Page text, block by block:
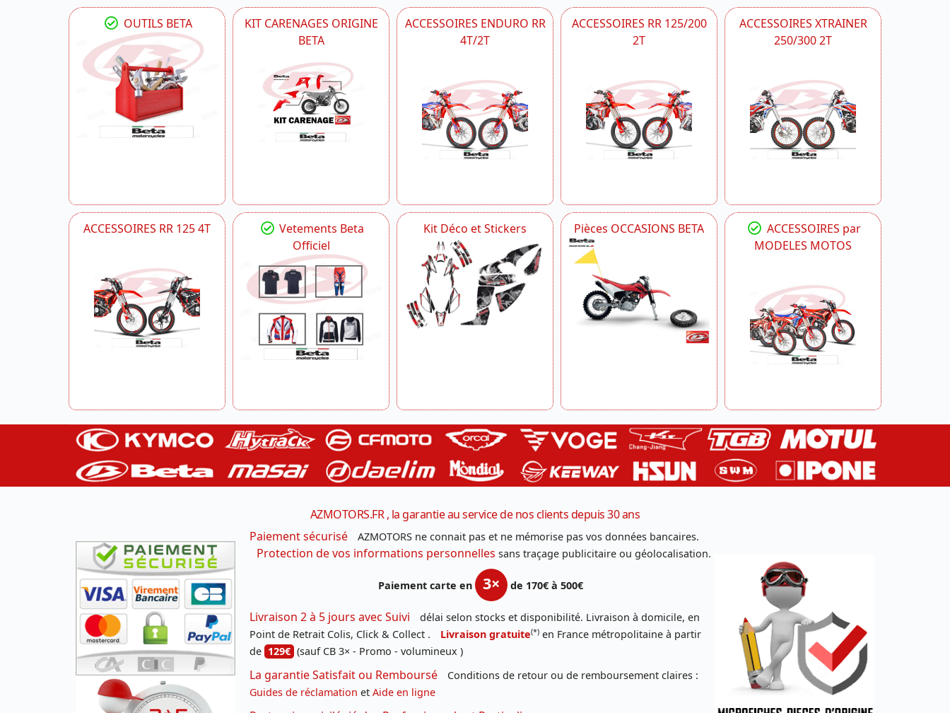
OUTILS BETA
KIT CARENAGES ORIGINE
BETA
ACCESSOIRES ENDURO RR
4T/2T
ACCESSOIRES RR 125/200
2T
ACCESSOIRES XTRAINER
250/300 2T
ACCESSOIRES RR 125 4T
Vetements Beta
Officiel
Kit Déco et Stickers Pièces OCCASIONS BETA
ACCESSOIRES par
MODELES MOTOS
AZMOTORS.FR , la garantie au service de nos clients depuis 30 ans
Paiement sécurisé
AZMOTORS ne connait pas et ne mémorise pas vos données bancaires.
Protection de vos informations personnelles sans traçage publicitaire ou géolocalisation.
Paiement carte en 3× de 170€ à 500€
Livraison 2 à 5 jours avec Suivi
délai selon stocks et disponibilité. Livraison à domicile, en
Point de Retrait Colis, Click & Collect .
Livraison gratuite(*) en France métropolitaine à partir
de 129€ (sauf CB 3× - Promo - volumineux )
La garantie Satisfait ou Remboursé
Conditions de retour ou de remboursement claires :
Guides de réclamation et Aide en ligne